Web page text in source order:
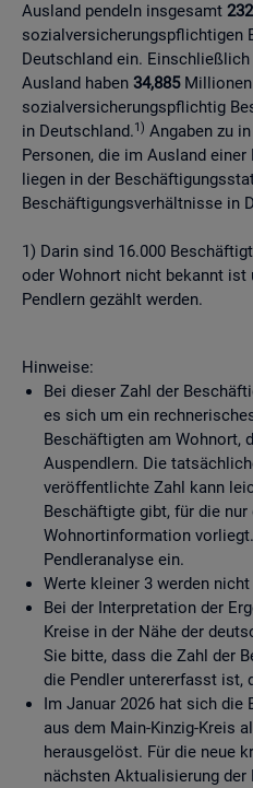
Ausland pendeln insgesamt
sozialversicherungspflichtigen
Deutschland ein.
Ausland haben 34,885Millionen
sozialversicherungspflichtig
in Deutschland.1) Angaben zu
Personen, die im Ausland
liegen in der
Beschäftigungsverhältnisse in
1) Darin sind 16.000
oder Wohnort nicht bekannt ist
Pendlern gezählt werden.
Hinweise:
Bei dieser Zahl der
es sich um ein
Beschäftigten am Wohnort,
Auspendlern. Die
veröffentlichte Zahl kann
Beschäftigte gibt, für die
Wohnortinformation
Pendleranalyse ein.
Werte kleiner 3 werden
Bei der Interpretation der
Kreise in der Nähe der
Sie bitte, dass die Zahl der
die Pendler untererfasst ist,
Im Januar 2026 hat sich die
aus dem Main-Kinzig-Kreis
herausgelöst. Für die neue
nächsten Aktualisierung